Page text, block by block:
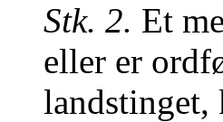
Stk. 2. Et
eller er
landstinget,